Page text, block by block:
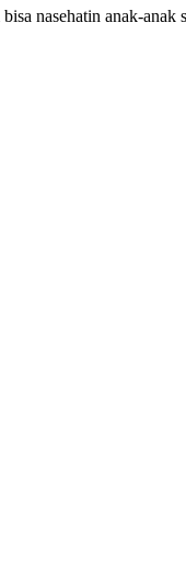
nasehatin anak-